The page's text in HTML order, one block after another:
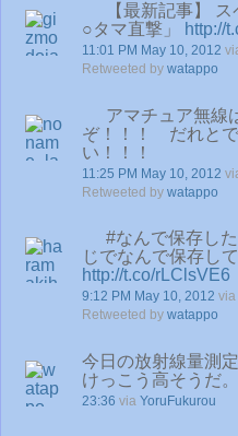
【最新記事】
○タマ直撃」
http://
11:01 PM May 10, 2012
Retweeted by watappo
アマチュア無線
ぞ！！！ だれと
い！！！
11:25 PM May 10, 2012
Retweeted by watappo
#なんで保存し
じでなんで保存し
http://t.co/rLClsVE6
9:12 PM May 10, 2012 via
Retweeted by watappo
今日の放射線量測
けっこう高そうだ。
23:36 via YoruFukurou